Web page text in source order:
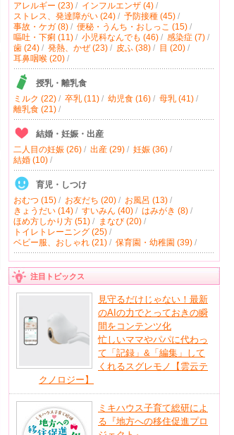
アレルギー (23)/ インフルエンザ (4)/
ストレス、発達障がい (24)/ 予防接種 (45)/
事故・ケガ (8)/ 便秘・うんち・おしっこ (15)/
嘔吐・下痢 (11)/ 小児科なんでも (46)/ 感染症 (7)/
歯 (24)/ 発熱、かぜ (23)/ 皮ふ (38)/ 目 (20)/
耳鼻咽喉 (20)/
授乳・離乳食
ミルク (22)/ 卒乳 (11)/ 幼児食 (16)/ 母乳 (41)/
離乳食 (21)/
結婚・妊娠・出産
二人目の妊娠 (26)/ 出産 (29)/ 妊娠 (36)/
結婚 (10)/
育児・しつけ
おむつ (15)/ お友だち (20)/ お風呂 (13)/
きょうだい (14)/ すいみん (40)/ はみがき (8)/
ほめ方しかり方 (51)/ まなび (20)/
トイレトレーニング (25)/
ベビー服、おしゃれ (21)/ 保育園・幼稚園 (39)/
注目トピックス
見守るだけじゃない！最新
のAIの力でとっておきの瞬
間をコンテンツ化
忙しいママやパパに代わっ
て「記録」&「編集」して
くれるスグレモノ【雲云テ
クノロジー】
ミキハウス子育て総研によ
る『地方への移住促進プロ